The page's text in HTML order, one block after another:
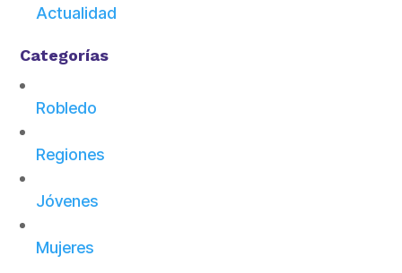
Actualidad
Categorías
Robledo
Regiones
Jóvenes
Mujeres